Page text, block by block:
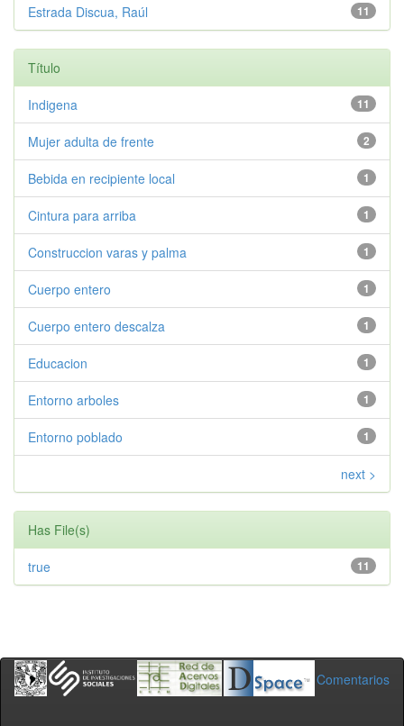
11
Estrada Discua, Raúl
Título
11
Indigena
2
Mujer adulta de frente
1
Bebida en recipiente local
1
Cintura para arriba
1
Construccion varas y palma
1
Cuerpo entero
1
Cuerpo entero descalza
1
Educacion
1
Entorno arboles
1
Entorno poblado
next >
Has File(s)
11
true
Comentarios